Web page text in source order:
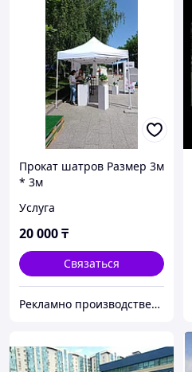
Прокат шатров Размер 3м
* 3м
Услуга
20 000₸
Связаться
Рекламно производственная компания "SARKU"